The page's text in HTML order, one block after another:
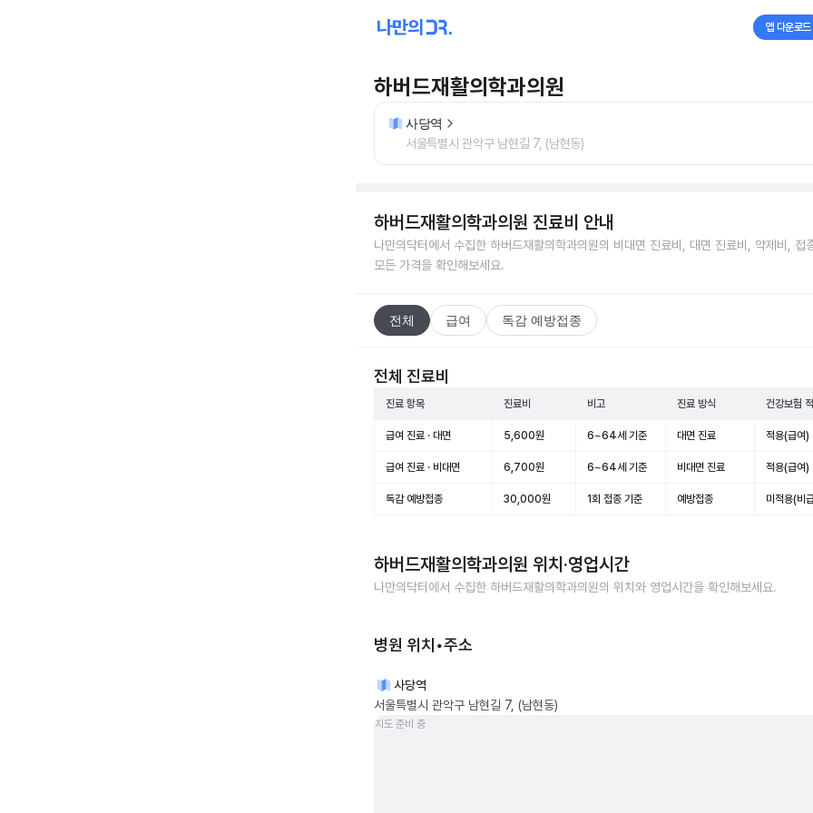
앱 다운로드
하버드재활의학과의원
사당역
서울특별시 관악구 남현길 7, (남현동)
하버드재활의학과의원 진료비 안내
나만의닥터에서 수집한 하버드재활의학과의원의 비대면 진료비, 대면 진료비, 약제비, 접
모든 가격을 확인해보세요.
전체 급여 독감 예방접종
전체 진료비
진료 항목 진료비 비고 진료 방식 건강보험
급여 진료 · 대면 5,600원 6~64세 기준 대면 진료 적용(급여)
급여 진료 · 비대면 6,700원 6~64세 기준 비대면 진료 적용(급여)
독감 예방접종 30,000원 1회 접종 기준 예방접종 미적용(비
하버드재활의학과의원 위치·영업시간
나만의닥터에서 수집한 하버드재활의학과의원의 위치와 영업시간을 확인해보세요.
병원 위치•주소
사당역
서울특별시 관악구 남현길 7, (남현동)
지도 준비 중